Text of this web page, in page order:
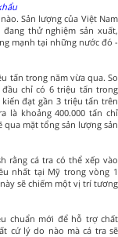
Sản lượng của Việt Nam
thử nghiệm sản xuất,
mạnh tại những nước đó -
tấn trong năm vừa qua. So
chỉ có 6 triệu tấn trong
đạt gần 3 triệu tấn trên
là khoảng 400.000 tấn chỉ
mặt tổng sản lượng sản
rằng cá tra có thể xếp vào
nhất tại Mỹ trong vòng 1
sẽ chiếm một vị trí tương
chuẩn mới để hỗ trợ chất
cứ lý do nào mà cá tra sẽ